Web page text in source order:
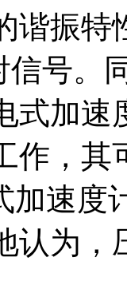
谐振特
信号。
式加速
作，其
加速度
认为，